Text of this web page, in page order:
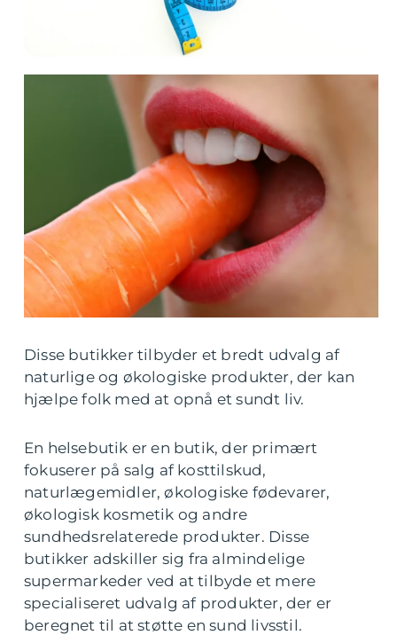
Disse butikker tilbyder et bredt udvalg af
naturlige og økologiske produkter, der kan
hjælpe folk med at opnå et sundt liv.
En helsebutik er en butik, der primært
fokuserer på salg af kosttilskud,
naturlægemidler, økologiske fødevarer,
økologisk kosmetik og andre
sundhedsrelaterede produkter. Disse
butikker adskiller sig fra almindelige
supermarkeder ved at tilbyde et mere
specialiseret udvalg af produkter, der er
beregnet til at støtte en sund livsstil.